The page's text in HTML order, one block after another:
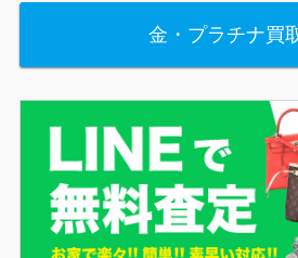
金・プラチナ買